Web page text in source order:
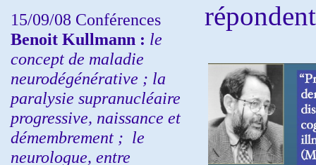
15/09/08 Conférences
Benoit Kullmann : le
concept de maladie
neurodégénérative ; la
paralysie supranucléaire
progressive, naissance et
démembrement ; le
neurologue, entre